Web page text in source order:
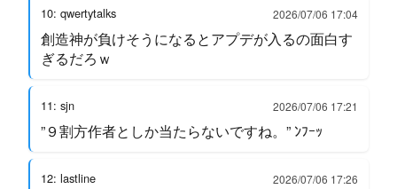
10: qwertytalks 2026/07/06 17:04
創造神が負けそうになるとアプデが入るの面白す
ぎるだろｗ
11: sjn 2026/07/06 17:21
”９割方作者としか当たらないですね。” ﾝﾌｰｯ
12: lastline 2026/07/06 17:26